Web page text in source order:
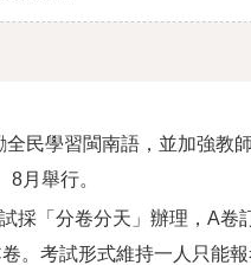
全民學習閩南語，並加強教
8月舉行。
採「分卷分天」辦理，A
。考試形式維持一人只能